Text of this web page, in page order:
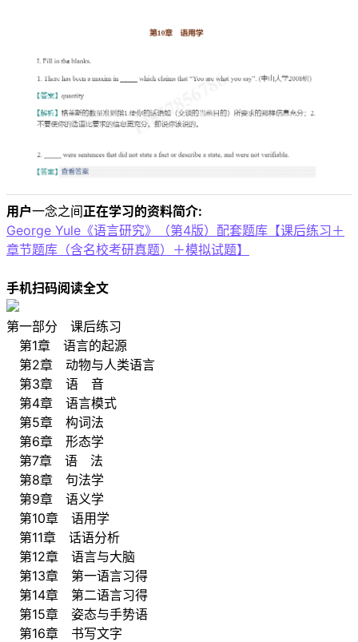
用户一念之间正在学习的资料简介:
George Yule《语言研究》（第4版）配套题库【课后练习＋
章节题库（含名校考研真题）＋模拟试题】
手机扫码阅读全文
第一部分 课后练习
第1章 语言的起源
第2章 动物与人类语言
第3章 语 音
第4章 语言模式
第5章 构词法
第6章 形态学
第7章 语 法
第8章 句法学
第9章 语义学
第10章 语用学
第11章 话语分析
第12章 语言与大脑
第13章 第一语言习得
第14章 第二语言习得
第15章 姿态与手势语
第16章 书写文字